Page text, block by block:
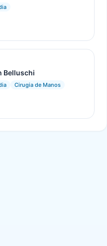
Belluschi
Cirugia de Manos